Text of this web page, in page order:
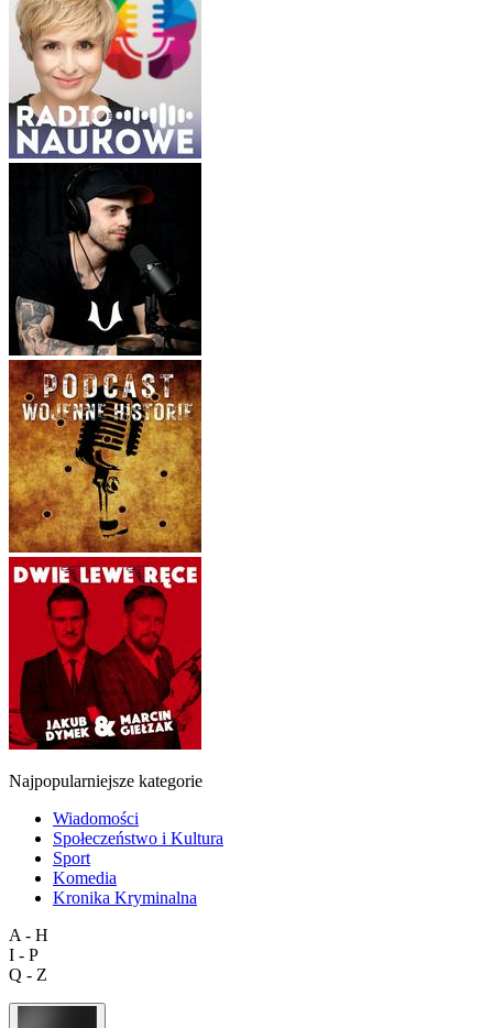
Najpopularniejsze kategorie
Wiadomości
Społeczeństwo i Kultura
Sport
Komedia
Kronika Kryminalna
A - H
I - P
Q - Z